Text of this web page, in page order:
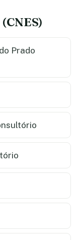
Prado